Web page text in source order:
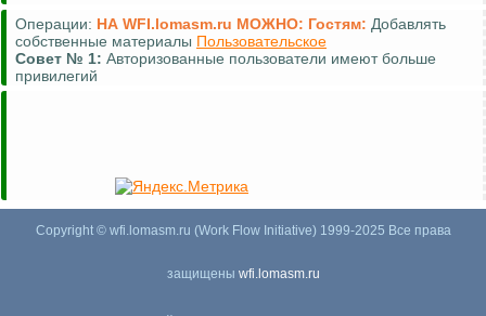
Операции: НА WFI.lomasm.ru МОЖНО: Гостям: Добавлять
собственные материалы Пользовательское
Совет № 1: Авторизованные пользователи имеют больше
привилегий
Copyright © wfi.lomasm.ru (Work Flow Initiative) 1999-2025 Все права
защищены wfi.lomasm.ru